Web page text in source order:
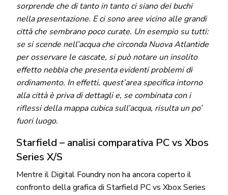
sorprende che di tanto in tanto ci siano dei buchi
nella presentazione. E ci sono aree vicino alle grandi
città che sembrano poco curate. Un esempio su tutti:
se si scende nell’acqua che circonda Nuova Atlantide
per osservare le cascate, si può notare un insolito
effetto nebbia che presenta evidenti problemi di
ordinamento. In effetti, quest’area specifica intorno
alla città è priva di dettagli e, se combinata con i
riflessi della mappa cubica sull’acqua, risulta un po’
fuori luogo.
Starfield – analisi comparativa PC vs Xbos
Series X/S
Mentre il Digital Foundry non ha ancora coperto il
confronto della grafica di Starfield PC vs Xbox Series